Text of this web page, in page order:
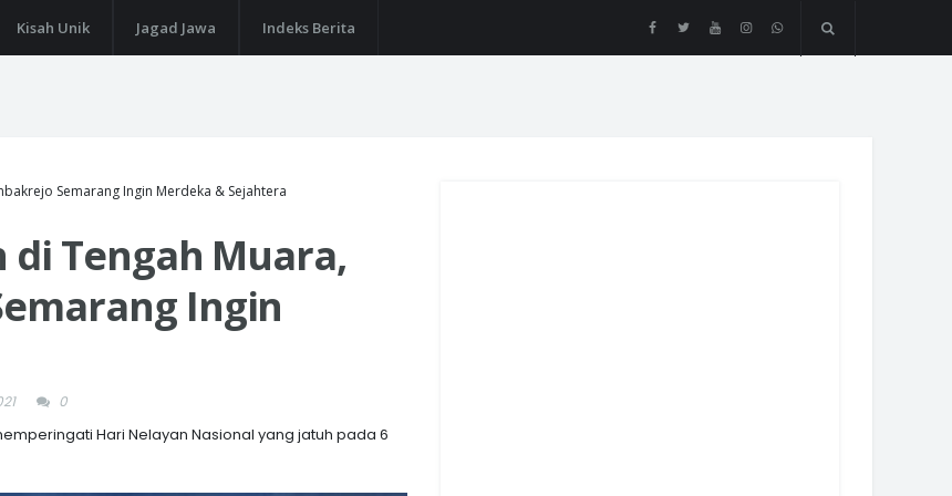
Kisah Unik Jagad Jawa Indeks Berita
Semarang Ingin Merdeka & Sejahtera
Tengah Muara,
Ingin
0
Hari Nelayan Nasional yang jatuh pada 6